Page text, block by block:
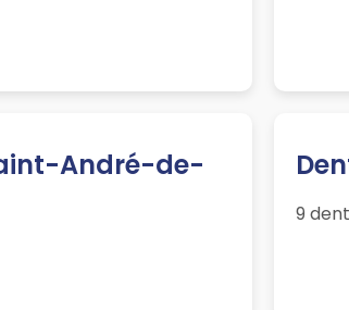
André-de-
9